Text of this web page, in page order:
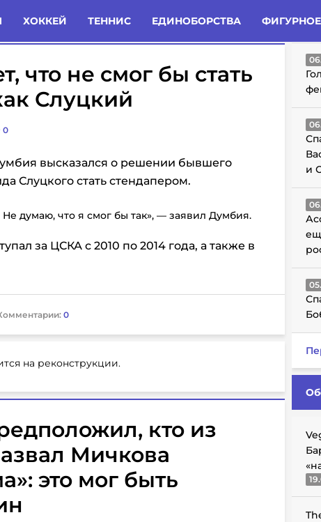
ХОККЕЙ ТЕННИС ЕДИНОБОРСТВА
Статьи Комменты Новости
что не смог бы стать
Слуцкий
0
высказался о решении бывшего
Слуцкого стать стендапером.
думаю, что я смог бы так», — заявил Думбия.
за ЦСКА с 2010 по 2014 года, а также в
0
на реконструкции.
кто из
Мичкова
это мог быть
и